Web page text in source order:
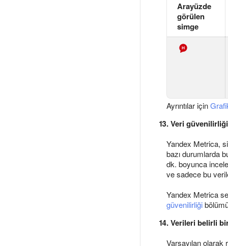
Arayüzde
görülen
simge
Ayrıntılar için
13. Veri güvenilirliği
Yandex Metrica,
bazı durumlarda
dk. boyunca
ve sadece bu
Yandex Metrica
güvenilirliği
14. Verileri belirli
Varsayılan olarak